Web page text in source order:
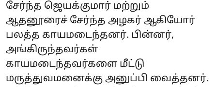
சேர்ந்த ஜெயக்குமார் மற்றும்
ஆதனூரைச் சேர்ந்த அழகர் ஆகியோர்
பலத்த காயமடைந்தனர். பின்னர்,
அங்கிருந்தவர்கள்
காயமடைந்தவர்களை மீட்டு
மருத்துவமனைக்கு அனுப்பி வைத்தனர்.